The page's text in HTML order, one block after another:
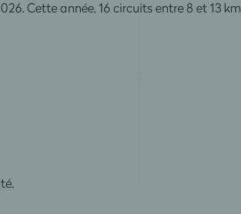
Cette année, 16 circuits entre 8 et 13 km